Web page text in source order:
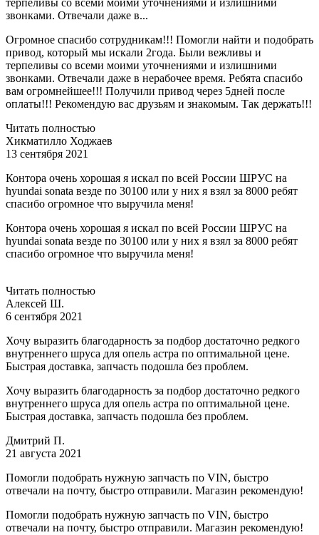
терпеливы со всеми моими уточнениями и излишними
звонками. Отвечали даже в...
Огромное спасибо сотрудникам!!! Помогли найти и подобрать
привод, который мы искали 2года. Были вежливы и
терпеливы со всеми моими уточнениями и излишними
звонками. Отвечали даже в нерабочее время. Ребята спасибо
вам огромнейшее!!! Получили привод через 5дней после
оплаты!!! Рекомендую вас друзьям и знакомым. Так держать!!!
Читать полностью
Хикматилло Ходжаев
13 сентября 2021
Контора очень хорошая я искал по всей России ШРУС на
hyundai sonata везде по 30100 или у них я взял за 8000 ребят
спасибо огромное что выручила меня!
Контора очень хорошая я искал по всей России ШРУС на
hyundai sonata везде по 30100 или у них я взял за 8000 ребят
спасибо огромное что выручила меня!
Читать полностью
Алексей Ш.
6 сентября 2021
Хочу выразить благодарность за подбор достаточно редкого
внутреннего шруса для опель астра по оптимальной цене.
Быстрая доставка, запчасть подошла без проблем.
Хочу выразить благодарность за подбор достаточно редкого
внутреннего шруса для опель астра по оптимальной цене.
Быстрая доставка, запчасть подошла без проблем.
Дмитрий П.
21 августа 2021
Помогли подобрать нужную запчасть по VIN, быстро
отвечали на почту, быстро отправили. Магазин рекомендую!
Помогли подобрать нужную запчасть по VIN, быстро
отвечали на почту, быстро отправили. Магазин рекомендую!